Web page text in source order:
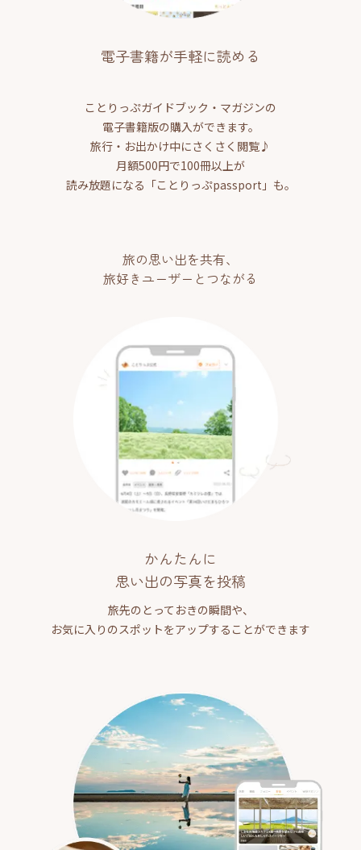
電子書籍が手軽に読める
ことりっぷガイドブック・マガジンの
電子書籍版の購入ができます。
旅行・お出かけ中にさくさく閲覧♪
月額500円で100冊以上が
読み放題になる「ことりっぷpassport」も。
旅の思い出を共有、
旅好きユーザーとつながる
かんたんに
思い出の写真を投稿
旅先のとっておきの瞬間や、
お気に入りのスポットをアップすることができます